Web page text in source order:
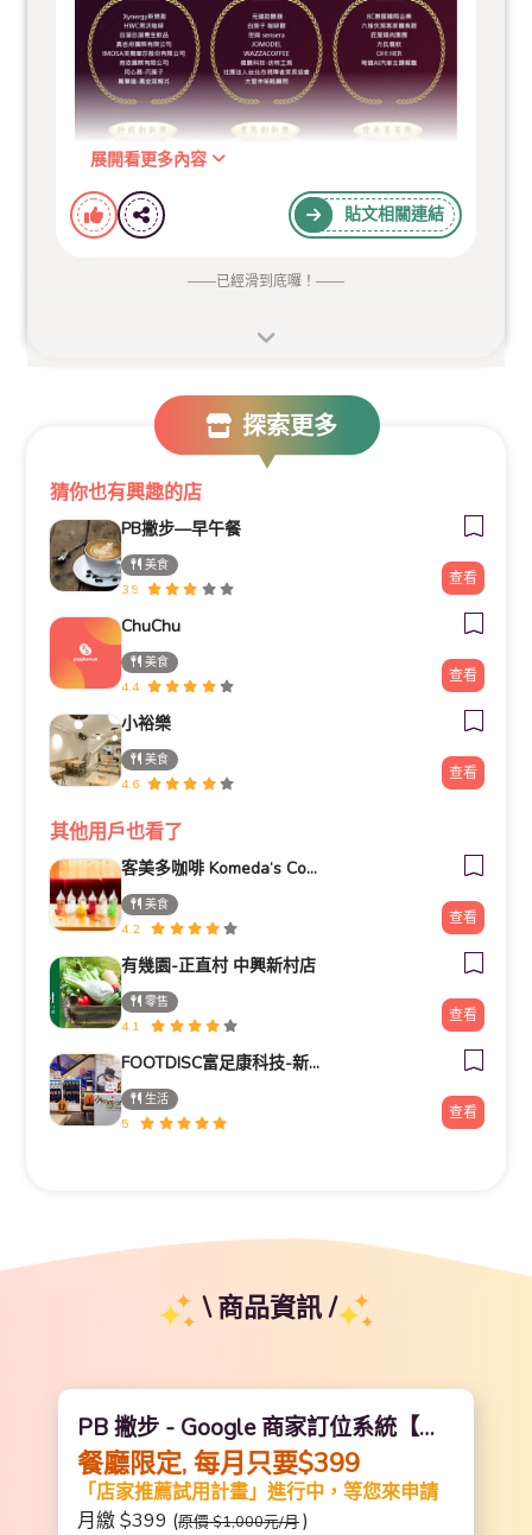
展開看更多內容
貼文相關連結
——已經滑到底囉！ ——
探索更多
猜你也有興趣的店
PB撇步—早午餐
美食
3.9
查看
ChuChu
美食
4.4
查看
小裕樂
美食
4.6
查看
其他用戶也看了
客美多咖啡 Komeda‘s Coffee - 台南小北店
美食
4.2
查看
有幾園-正直村 中興新村店
零售
4.1
查看
FOOTDISC富足康科技-新光三越-桃園站前店
生活
5
查看
\ 商品資訊 /
PB 撇步 - Google 商家訂位系統【預
繳1年】
餐廳限定, 每月只要$399
「店家推薦試用計畫」進行中，等您來申請
月繳 $399 (原價 $1,000元/月)